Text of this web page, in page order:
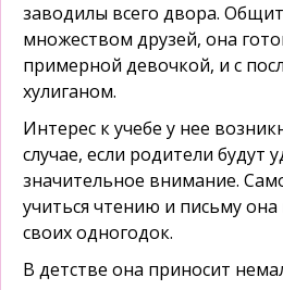
заводилы всего двора.
множеством друзей, она
примерной девочкой, и с
хулиганом.
Интерес к учебе у нее
случае, если родители будут
значительное внимание.
учиться чтению и письму она
своих одногодок.
В детстве она приносит